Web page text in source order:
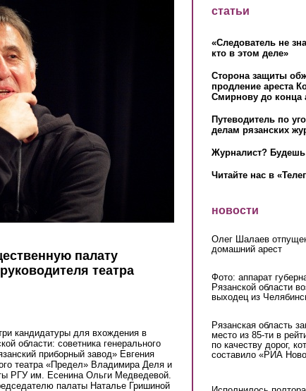
палату
театра
кандидатуры для вхождения в
области: советника генерального
приборный завод» Евгения
театра «Предел» Владимира Деля и
РГУ им. Есенина Ольги Медведевой.
палаты Наталье Гришиной
статьи
«Следователь не
кто в этом деле»
Сторона защиты
продление ареста
Смирнову до конца
Путеводитель по
делам рязанских
Журналист? Будешь
Читайте нас в
новости
Олег Шалаев
домашний арест
Фото: аппарат
Рязанской области
выходец из
Рязанская область
место из 85-ти в
по качеству дорог,
составило «РИА